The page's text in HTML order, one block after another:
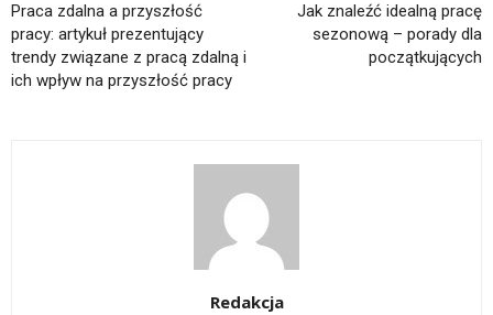
Praca zdalna a przyszłość
pracy: artykuł prezentujący
trendy związane z pracą zdalną i
ich wpływ na przyszłość pracy
Jak znaleźć idealną pracę
sezonową – porady dla
początkujących
Redakcja